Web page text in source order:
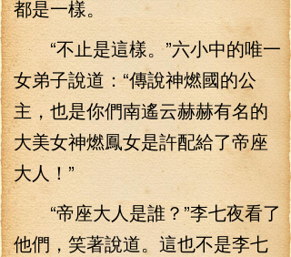
都是一樣。
“不止是這樣。”六小中的唯一
女弟子說道：“傳說神燃國的公
主，也是你們南遙云赫赫有名的
大美女神燃鳳女是許配給了帝座
大人！”
“帝座大人是誰？”李七夜看了
他們，笑著說道。這也不是李七